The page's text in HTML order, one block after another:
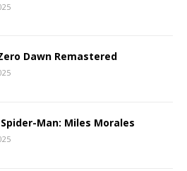
Dawn Remastered
Spider-Man: Miles Morales